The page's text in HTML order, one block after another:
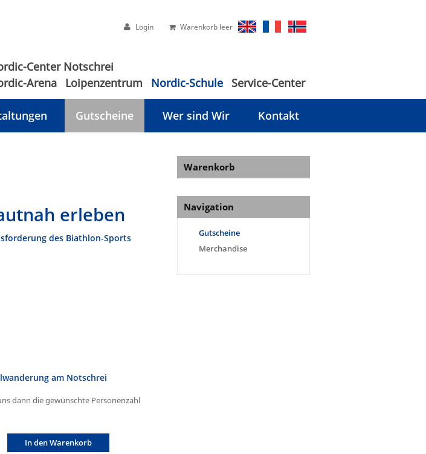
Login Warenkorb leer
Center Notschrei
Arena
Loipenzentrum Nordic-Schule Service-Center
Gutscheine Wer sind Wir Kontakt
erleben
des Biathlon-Sports
am Notschrei
dann die gewünschte Personenzahl
In den Warenkorb
Warenkorb
Navigation
Gutscheine
Merchandise